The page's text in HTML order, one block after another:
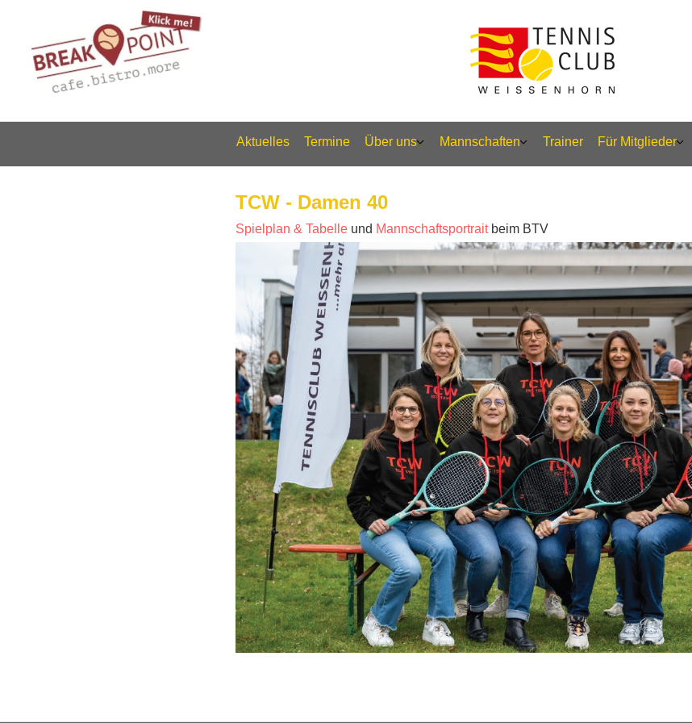
Aktuelles Termine Über uns Mannschaften Trainer Für Mitglieder
TCW - Damen 40
Spielplan & Tabelle und Mannschaftsportraitbeim BTV